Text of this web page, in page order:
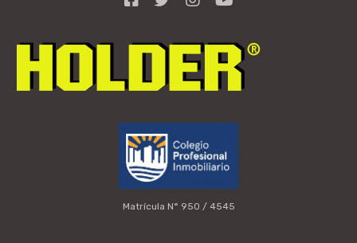
Matrícula N° 950 / 4545